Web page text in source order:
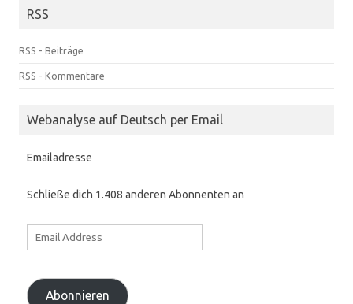
RSS
RSS - Beiträge
RSS - Kommentare
Webanalyse auf Deutsch per Email
Emailadresse
Schließe dich 1.408 anderen Abonnenten an
Abonnieren